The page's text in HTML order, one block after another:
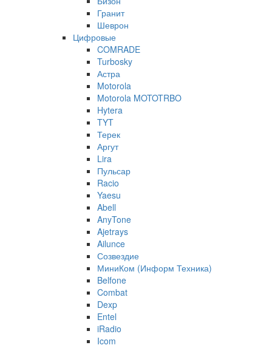
Гранит
Шеврон
Цифровые
COMRADE
Turbosky
Астра
Motorola
Motorola MOTOTRBO
Hytera
TYT
Терек
Аргут
Lira
Пульсар
Racio
Yaesu
Abell
AnyTone
Ajetrays
Ailunce
Созвездие
МиниКом (Информ Техника)
Belfone
Combat
Dexp
Entel
iRadio
Icom